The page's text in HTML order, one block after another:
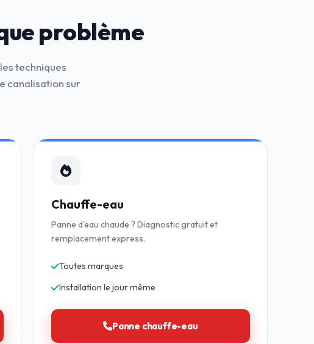
problème
techniques
canalisation sur
Chauffe-eau
Panne d'eau chaude ? Diagnostic gratuit et
remplacement express.
Toutes marques
Installation le jour même
Panne chauffe-eau